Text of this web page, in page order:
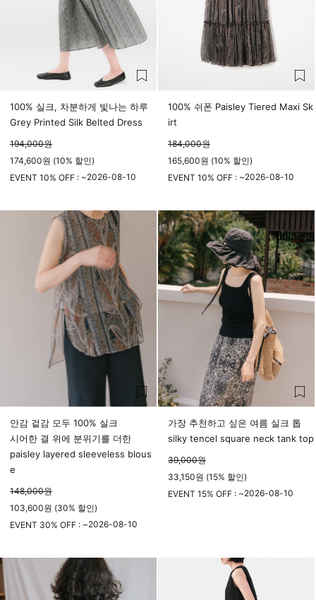
100% 실크, 차분하게 빛나는 하루
Grey Printed Silk Belted Dress
194,000원
174,600원 (10% 할인)
EVENT 10% OFF : ~2026-08-10
100% 쉬폰 Paisley Tiered Maxi Sk
irt
184,000원
165,600원 (10% 할인)
EVENT 10% OFF : ~2026-08-10
안감 겉감 모두 100% 실크
시어한 결 위에 분위기를 더한
paisley layered sleeveless blous
e
148,000원
103,600원 (30% 할인)
EVENT 30% OFF : ~2026-08-10
가장 추천하고 싶은 여름 실크 톱
silky tencel square neck tank top
39,000원
33,150원 (15% 할인)
EVENT 15% OFF : ~2026-08-10